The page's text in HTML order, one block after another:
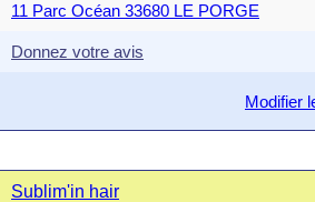
11 Parc Océan 33680 LE PORGE
Donnez votre avis
Modifier
Sublim'in hair